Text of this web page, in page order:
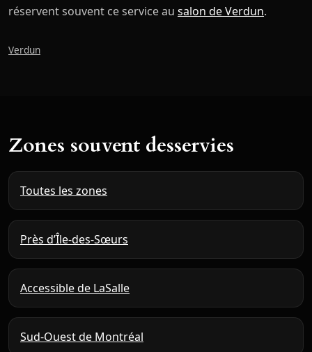
réservent souvent ce service au salon de Verdun.
Verdun
Zones souvent desservies
Toutes les zones
Près d’Île-des-Sœurs
Accessible de LaSalle
Sud-Ouest de Montréal